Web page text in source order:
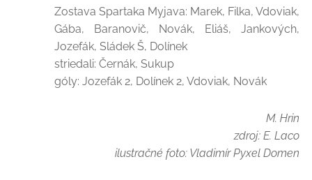
Zostava Spartaka Myjava: Marek, Filka, Vdoviak,
Gába, Baranovič, Novák, Eliáš, Jankových,
Jozefák, Sládek Š, Dolínek
striedali: Černák, Sukup
góly: Jozefák 2, Dolínek 2, Vdoviak, Novák
M. Hrin
zdroj: E. Laco
ilustračné foto: Vladimír Pyxel Domen